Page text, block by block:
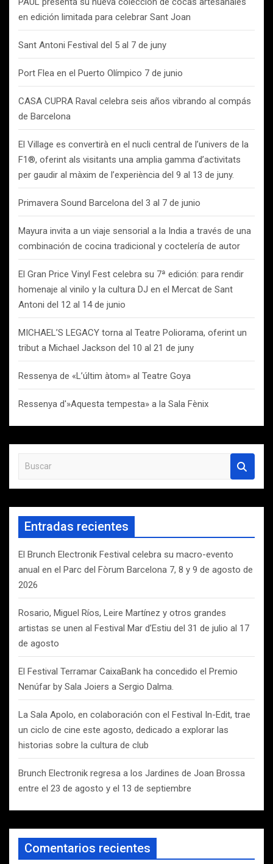
en edición limitada para celebrar Sant Joan
Sant Antoni Festival del 5 al 7 de juny
Port Flea en el Puerto Olímpico 7 de junio
CASA CUPRA Raval celebra seis años vibrando al compás
de Barcelona
El Village es convertirà en el nucli central de l’univers de la
F1®, oferint als visitants una amplia gamma d’activitats
per gaudir al màxim de l’experiència del 9 al 13 de juny.
Primavera Sound Barcelona del 3 al 7 de junio
Mayura invita a un viaje sensorial a la India a través de una
combinación de cocina tradicional y coctelería de autor
El Gran Price Vinyl Fest celebra su 7ª edición: para rendir
homenaje al vinilo y la cultura DJ en el Mercat de Sant
Antoni del 12 al 14 de junio
MICHAEL’S LEGACY torna al Teatre Poliorama, oferint un
tribut a Michael Jackson del 10 al 21 de juny
Ressenya de «L’últim àtom» al Teatre Goya
Ressenya d'»Aquesta tempesta» a la Sala Fènix
s
c
r
Entradas recientes
El Brunch Electronik Festival celebra su macro-evento
anual en el Parc del Fòrum Barcelona 7, 8 y 9 de agosto de
2026
Rosario, Miguel Ríos, Leire Martínez y otros grandes
artistas se unen al Festival Mar d’Estiu del 31 de julio al 17
de agosto
El Festival Terramar CaixaBank ha concedido el Premio
Nenúfar by Sala Joiers a Sergio Dalma.
La Sala Apolo, en colaboración con el Festival In-Edit, trae
un ciclo de cine este agosto, dedicado a explorar las
historias sobre la cultura de club
Brunch Electronik regresa a los Jardines de Joan Brossa
entre el 23 de agosto y el 13 de septiembre
Comentarios recientes